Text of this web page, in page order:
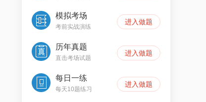
模拟考场
考前实战演练
进入做题
历年真题
直击考场试题
进入做题
每日一练
每天10题练习
进入做题